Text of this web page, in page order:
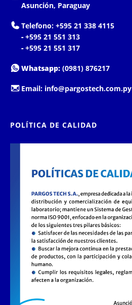
Asunción, Paraguay
Telefono: +595 21 338 4115
-+595 21 551 313
-+595 21 551 317
Whatsapp: (0981) 876217
Email: info@pargostech.com.py
POLÍTICA DE CALIDAD